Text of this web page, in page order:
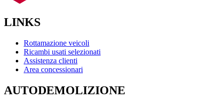
LINKS
Rottamazione veicoli
Ricambi usati selezionati
Assistenza clienti
Area concessionari
AUTODEMOLIZIONE